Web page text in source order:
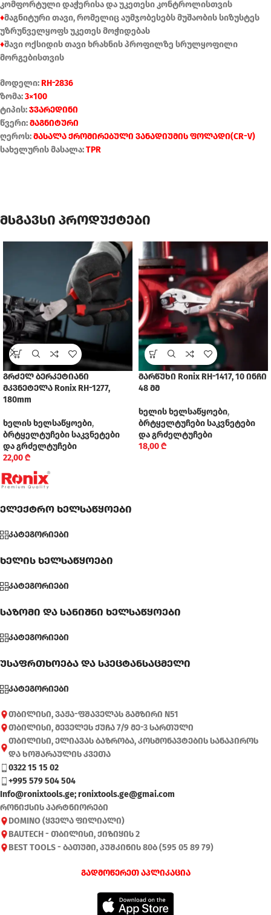
კომფორტული დაჭერისა და უკეთესი კონტროლისთვის
♦მაგნიტური თავი, რომელიც აუმჯობესებს მუშაობის სიზუსტეს
უზრუნველყოფს უკეთეს მოჭიდებას
♦შავი ოქსიდის თავი ხრახნის პროფილზე სრულყოფილი
მორგებისთვის
მოდელი:RH-2836
ზომა:3×100
ტიპის:ჯვარედინი
წვერი:მაგნიტური
ღეროს:მასალა ქრომირებული ვანადიუმის ფოლადი(CR-V)
სახელურის მასალა:TPR
მსგავსი პროდუქტები
გრძელ ბერკეტიანი
მკვნეტელა Ronix RH-1277,
180mm
ხელის ხელსაწყოები,
ბრტყელტუჩები საკვნეტები
და გრძელტუჩები
22,00₾
მარწუხი Ronix RH-1417, 10 ინჩი
48 მმ
ხელის ხელსაწყოები,
ბრტყელტუჩები საკვნეტები
და გრძელტუჩები
18,00₾
ელექტრო ხელსაწყოები
კატეგორიები
ხელის ხელსაწყოები
კატეგორიები
საზომი და სანიშნი ხელსაწყოები
კატეგორიები
უსაფრთხოება და სპეცტანსაცმელი
კატეგორიები
თბილისი, ვაჟა-ფშაველას გამზირი N51
თბილისი, მეველეს ქუჩა 7/9 მე-3 სართული
თბილისი, ელიავას ბაზრობა, კოსმონავტების სანაპიროს
და ხოშარაულის კვეთა
0322 15 15 02
+995 579 504 504
Info@ronixtools.ge; ronixtools.ge@gmai.com
რონიქსის პარტნიორები
DOMINO (ყველა ფილიალი)
BAUTECH - თბილისი, ქიზიყის 2
BEST TOOLS - ბათუმი, პუშკინის 80ბ (595 05 89 79)
გადმოწერეთ აპლიკაცია